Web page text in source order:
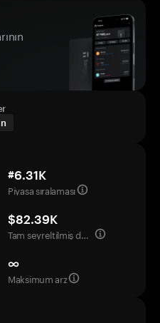
#6.31K
Piyasa sıralaması
$82.39K
Tam seyreltilmiş değerleme
∞
Maksimum arz